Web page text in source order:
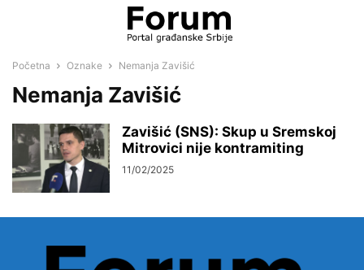
Početna Oznake Nemanja Zavišić
Nemanja Zavišić
Zavišić (SNS): Skup u Sremskoj
Mitrovici nije kontramiting
11/02/2025